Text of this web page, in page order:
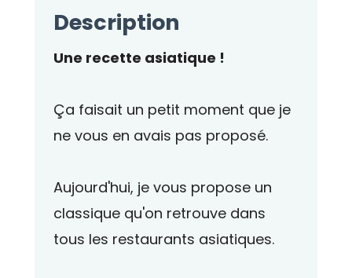
Description
Une recette asiatique !
Ça faisait un petit moment que je
ne vous en avais pas proposé.
Aujourd'hui, je vous propose un
classique qu'on retrouve dans
tous les restaurants asiatiques.